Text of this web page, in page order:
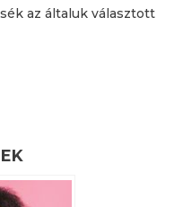
az általuk választott